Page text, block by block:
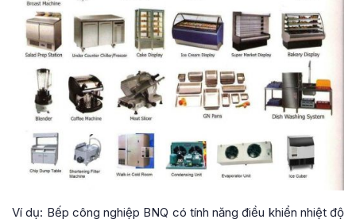
Ví dụ: Bếp công nghiệp BNQ có tính năng điều khiển nhiệt độ